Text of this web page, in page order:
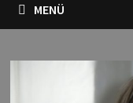
MENÜ